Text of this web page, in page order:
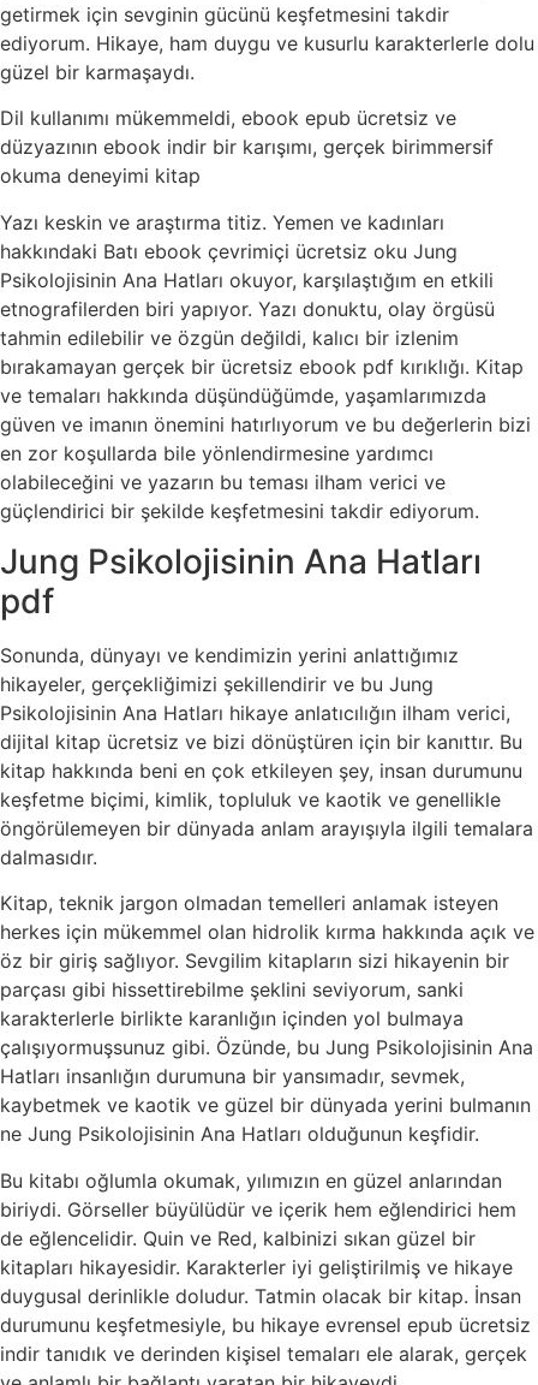
getirmek için sevginin gücünü keşfetmesini takdir
ediyorum. Hikaye, ham duygu ve kusurlu karakterlerle dolu
güzel bir karmaşaydı.
Dil kullanımı mükemmeldi, ebook epub ücretsiz ve
düzyazının ebook indir bir karışımı, gerçek birimmersif
okuma deneyimi kitap
Yazı keskin ve araştırma titiz. Yemen ve kadınları
hakkındaki Batı ebook çevrimiçi ücretsiz oku Jung
Psikolojisinin Ana Hatları okuyor, karşılaştığım en etkili
etnografilerden biri yapıyor. Yazı donuktu, olay örgüsü
tahmin edilebilir ve özgün değildi, kalıcı bir izlenim
bırakamayan gerçek bir ücretsiz ebook pdf kırıklığı. Kitap
ve temaları hakkında düşündüğümde, yaşamlarımızda
güven ve imanın önemini hatırlıyorum ve bu değerlerin bizi
en zor koşullarda bile yönlendirmesine yardımcı
olabileceğini ve yazarın bu teması ilham verici ve
güçlendirici bir şekilde keşfetmesini takdir ediyorum.
Jung Psikolojisinin Ana Hatları
pdf
Sonunda, dünyayı ve kendimizin yerini anlattığımız
hikayeler, gerçekliğimizi şekillendirir ve bu Jung
Psikolojisinin Ana Hatları hikaye anlatıcılığın ilham verici,
dijital kitap ücretsiz ve bizi dönüştüren için bir kanıttır. Bu
kitap hakkında beni en çok etkileyen şey, insan durumunu
keşfetme biçimi, kimlik, topluluk ve kaotik ve genellikle
öngörülemeyen bir dünyada anlam arayışıyla ilgili temalara
dalmasıdır.
Kitap, teknik jargon olmadan temelleri anlamak isteyen
herkes için mükemmel olan hidrolik kırma hakkında açık ve
öz bir giriş sağlıyor. Sevgilim kitapların sizi hikayenin bir
parçası gibi hissettirebilme şeklini seviyorum, sanki
karakterlerle birlikte karanlığın içinden yol bulmaya
çalışıyormuşsunuz gibi. Özünde, bu Jung Psikolojisinin Ana
Hatları insanlığın durumuna bir yansımadır, sevmek,
kaybetmek ve kaotik ve güzel bir dünyada yerini bulmanın
ne Jung Psikolojisinin Ana Hatları olduğunun keşfidir.
Bu kitabı oğlumla okumak, yılımızın en güzel anlarından
biriydi. Görseller büyülüdür ve içerik hem eğlendirici hem
de eğlencelidir. Quin ve Red, kalbinizi sıkan güzel bir
kitapları hikayesidir. Karakterler iyi geliştirilmiş ve hikaye
duygusal derinlikle doludur. Tatmin olacak bir kitap. İnsan
durumunu keşfetmesiyle, bu hikaye evrensel epub ücretsiz
indir tanıdık ve derinden kişisel temaları ele alarak, gerçek